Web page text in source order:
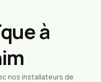
à
nos installateurs de